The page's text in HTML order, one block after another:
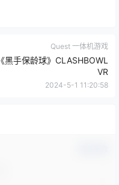
Quest 一体机游戏
《黑手保龄球》CLASHBOWL
VR
2024-5-1 11:20:58